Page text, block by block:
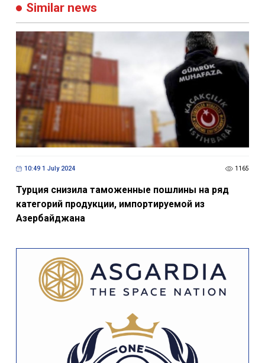
Similar news
10:49 1 July 2024 1165
Турция снизила таможенные пошлины на ряд
категорий продукции, импортируемой из
Азербайджана